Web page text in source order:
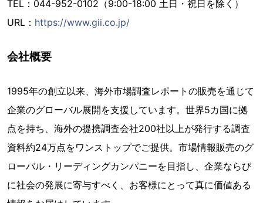
TEL：044-952-0102（9:00-18:00 土日・祝日を除く）
URL： https://www.gii.co.jp/
会社概要
1995年の創立以来、海外市場調査レポートの販売を通じて
企業のグローバル展開を支援しています。世界5カ国に拠
点を持ち、海外の提携調査会社200社以上が発行する調査
資料約24万点をワンストップでご提供。市場情報販売のグ
ローバル・リーディングカンパニーを目指し、企業ならび
に社会の発展に寄与すべく、お客様にとって真に価値ある